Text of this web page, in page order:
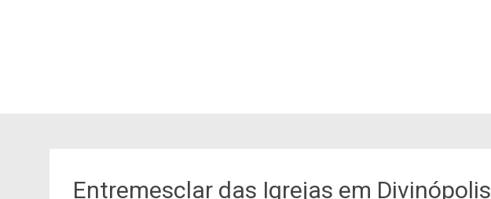
Entremesclar das Igrejas em Divinópolis